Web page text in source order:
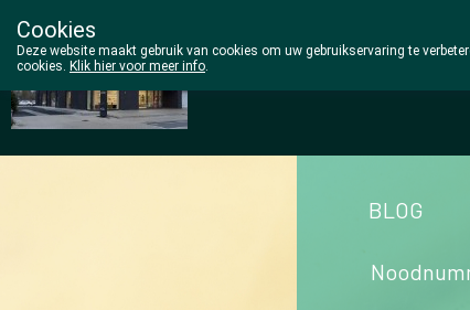
Wezel Pharma
BLOG
Cookies
Deze website maakt gebruik van cookies om uw gebruikservaring te
cookies. Klik hier voor meer info.